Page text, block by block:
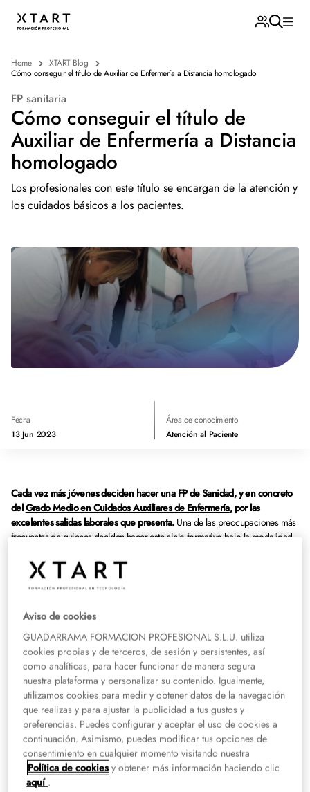
Home
XTART Blog
Cómo conseguir el título de Auxiliar de Enfermería a Distancia homologado
FP sanitaria
Cómo conseguir el título de
Auxiliar de Enfermería a Distancia
homologado
Los profesionales con este título se encargan de la atención y
los cuidados básicos a los pacientes.
Fecha
13 Jun 2023
Área de conocimiento
Atención al Paciente
Cada vez más jóvenes deciden hacer una FP de Sanidad, y en concreto
delGrado Medio en Cuidados Auxiliares de Enfermería, por las
excelentes salidas laborales que presenta. Una de las preocupaciones más
frecuentes de quienes deciden hacer este ciclo formativo bajo la modalidad
homologado que sea 100% oficial.
de Enfermería a Distancia
homologado
El título de Auxiliar Enfermería a Distanciahomologado te permitirá
trabajar en cuidados auxiliares de enfermería, tanto en hospitales como
en centros de salud, públicos o privados.
Los profesionales con este título se encargan de la atención y los
cuidados básicos a los pacientes, y entre sus tareas se encuentra la
movilización, aseo, alimentación, administración de medicamentos por vía
no parenteral y la realización de curas sencillas y de urgencias.
Aviso de cookies
GUADARRAMA FORMACION PROFESIONAL S.L.U. utiliza
cookies propias y de terceros, de sesión y persistentes, así
como analíticas, para hacer funcionar de manera segura
nuestra plataforma y personalizar su contenido. Igualmente,
utilizamos cookies para medir y obtener datos de la navegación
que realizas y para ajustar la publicidad a tus gustos y
preferencias. Puedes configurar y aceptar el uso de cookies a
continuación. Asimismo, puedes modificar tus opciones de
consentimiento en cualquier momento visitando nuestra
Política de cookies y obtener más información haciendo clic
aquí .